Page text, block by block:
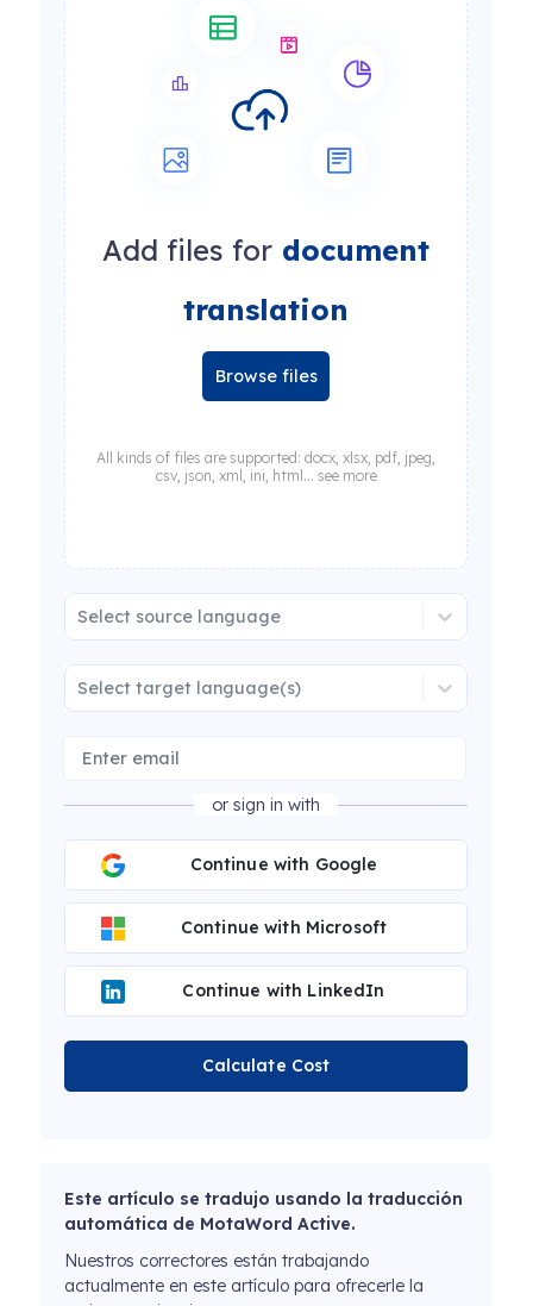
Add files for document
translation
Browse files
All kinds of files are supported: docx, xlsx, pdf, jpeg,
csv, json, xml, ini, html... see more
Select source language
Select target language(s)
or sign in with
Continue with Google
Continue with Microsoft
Continue with LinkedIn
Calculate Cost
Este artículo se tradujo usando la traducción
automática de MotaWord Active.
Nuestros correctores están trabajando
actualmente en este artículo para ofrecerle la